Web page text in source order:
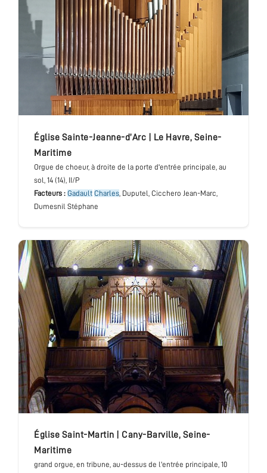
église Sainte-Jeanne-d’Arc Le Havre, Seine-
Maritime
Orgue de choeur, à droite de la porte d'entrée principale, au
sol , 14 (14), II/P
Facteurs : Gadault Charles, Duputel, Cicchero Jean-Marc,
Dumesnil Stéphane
église Saint-Martin Cany-Barville, Seine-
Maritime
grand orgue, en tribune, au-dessus de l'entrée principale, 10